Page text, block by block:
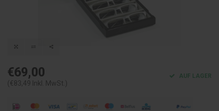
€69,00
(€83,49 Inkl. MwSt.)
AUF LAGER